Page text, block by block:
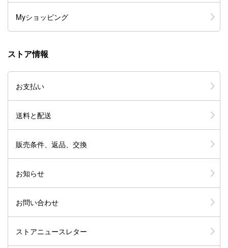
Myショッピング
ストア情報
お支払い
送料と配送
販売条件、返品、交換
お知らせ
お問い合わせ
ストアニュースレター